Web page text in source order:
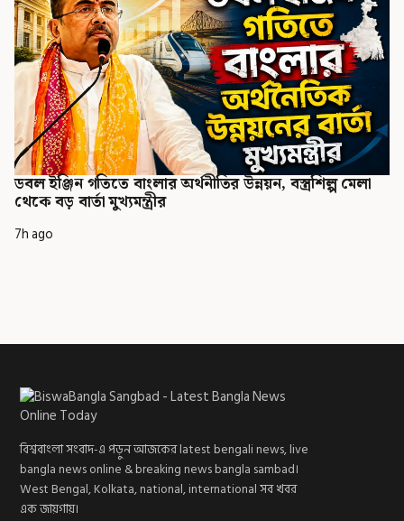
ডবল ইঞ্জিন গতিতে বাংলার অর্থনীতির উন্নয়ন, বস্ত্রশিল্প মেলা
থেকে বড় বার্তা মুখ্যমন্ত্রীর
7h ago
বিশ্ববাংলা সংবাদ-এ পড়ুন আজকের latest bengali news, live
bangla news online & breaking news bangla sambad।
West Bengal, Kolkata, national, international সব খবর
এক জায়গায়।